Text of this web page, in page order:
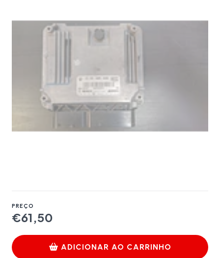
PREÇO
€61,50
ADICIONAR AO CARRINHO